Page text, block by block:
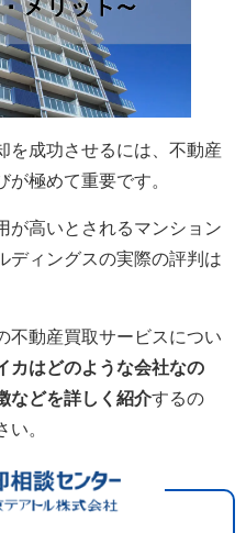
を成功させるには、不動産
極めて重要です。
が高いとされるマンション
ディングスの実際の評判は
不動産買取サービスについ
カはどのような会社なの
などを詳しく紹介するの
。